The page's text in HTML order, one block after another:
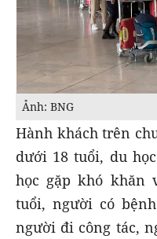
Ảnh: BNG
Hành khách trên
dưới 18 tuổi, du
học gặp khó khăn
tuổi, người có
người đi công tác,